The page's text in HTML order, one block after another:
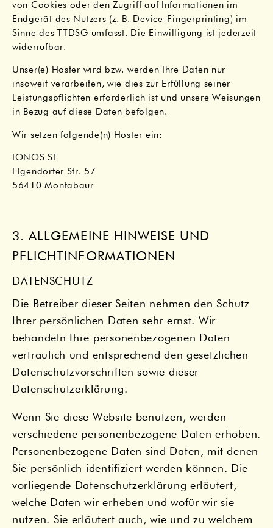
von Cookies oder den Zugriff auf Informationen im
Endgerät des Nutzers (z. B. Device-Fingerprinting) im
Sinne des TTDSG umfasst. Die Einwilligung ist jederzeit
widerrufbar.
Unser(e) Hoster wird bzw. werden Ihre Daten nur
insoweit verarbeiten, wie dies zur Erfüllung seiner
Leistungspflichten erforderlich ist und unsere Weisungen
in Bezug auf diese Daten befolgen.
Wir setzen folgende(n) Hoster ein:
IONOS SE
Elgendorfer Str. 57
56410 Montabaur
3. ALLGEMEINE HINWEISE UND
PFLICHT­INFORMATIONEN
DATENSCHUTZ
Die Betreiber dieser Seiten nehmen den Schutz
Ihrer persönlichen Daten sehr ernst. Wir
behandeln Ihre personenbezogenen Daten
vertraulich und entsprechend den gesetzlichen
Datenschutzvorschriften sowie dieser
Datenschutzerklärung.
Wenn Sie diese Website benutzen, werden
verschiedene personenbezogene Daten erhoben.
Personenbezogene Daten sind Daten, mit denen
Sie persönlich identifiziert werden können. Die
vorliegende Datenschutzerklärung erläutert,
welche Daten wir erheben und wofür wir sie
nutzen. Sie erläutert auch, wie und zu welchem